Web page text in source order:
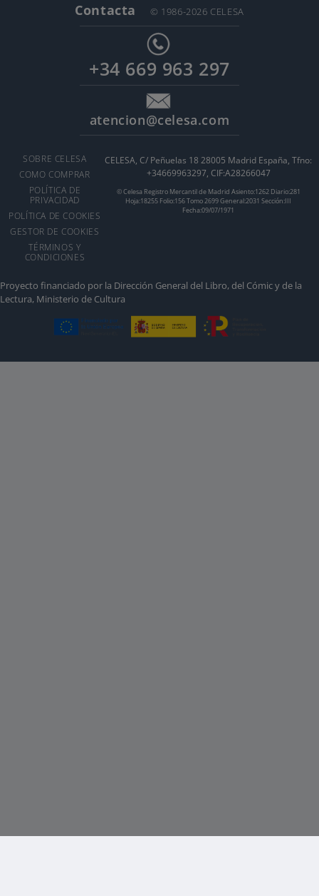
Contacta © 1986-2026 CELESA
+34 669 963 297
atencion@celesa.com
SOBRE CELESA
COMO COMPRAR
POLÍTICA DE
PRIVACIDAD
POLÍTICA DE COOKIES
GESTOR DE COOKIES
TÉRMINOS Y
CONDICIONES
CELESA, C/ Peñuelas 18 28005 Madrid España, Tfno:
+34669963297, CIF:A28266047
© Celesa Registro Mercantil de Madrid Asiento:1262 Diario:281
Hoja:18255 Folio:156 Tomo 2699 General:2031 Sección:III
Fecha:09/07/1971
Proyecto financiado por la Dirección General del Libro, del Cómic y de la
Lectura, Ministerio de Cultura